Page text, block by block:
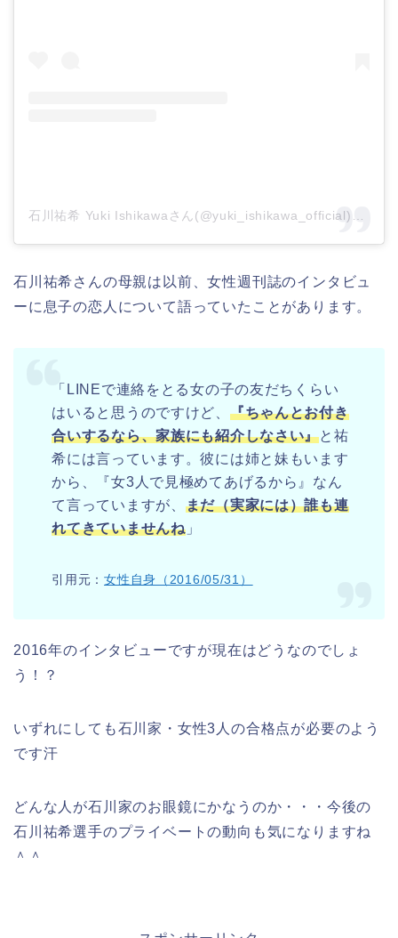
石川祐希さんの母親は以前、女性週刊誌のインタビュ
ーに息子の恋人について語っていたことがあります。
「LINEで連絡をとる女の子の友だちくらい
はいると思うのですけど、 『ちゃんとお付き
合いするなら、家族にも紹介しなさい』と祐
希には言っています。彼には姉と妹もいます
から、『女3人で見極めてあげるから』なん
て言っていますが、 まだ（実家には）誰も連
れてきていませんね」
引用元：女性自身（2016/05/31）
2016年のインタビューですが現在はどうなのでしょ
う！？
いずれにしても石川家・女性3人の合格点が必要のよう
です汗
どんな人が石川家のお眼鏡にかなうのか・・・今後の
石川祐希選手のプライベートの動向も気になりますね
＾＾